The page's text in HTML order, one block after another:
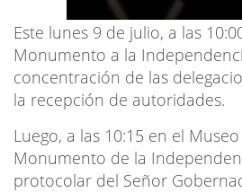
Este lunes 9 de julio, a las
Monumento a la
concentración de las
la recepción de autoridades.
Luego, a las 10:15 en el
Monumento de la
protocolar del Señor